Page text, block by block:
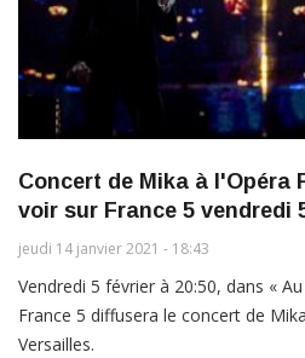
Concert de Mika à l'Opéra
voir sur France 5 vendredi
jeudi 14 janvier 2021 - 18:43
Vendredi 5 février à 20:50, dans «
France 5 diffusera le concert de
Versailles.